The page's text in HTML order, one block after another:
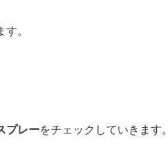
。
プレーをチェックしていきます。